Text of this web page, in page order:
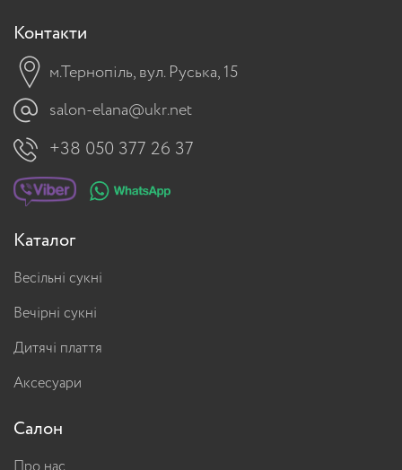
Контакти
м.Тернопіль, вул. Руська, 15
salon-elana@ukr.net
+38 050 377 26 37
Каталог
Весільні сукні
Вечірні сукні
Дитячі плаття
Аксесуари
Салон